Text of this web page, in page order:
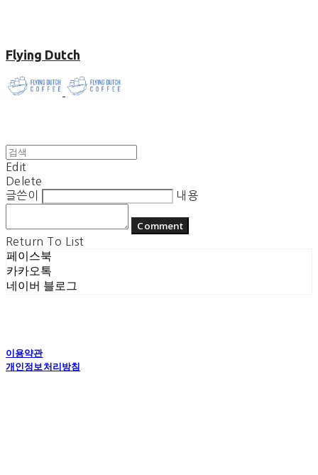
Flying Dutch
Edit
Delete
글쓴이
내용
Comment
Return To List
페이스북
카카오톡
네이버 블로그
이용약관
개인정보처리방침